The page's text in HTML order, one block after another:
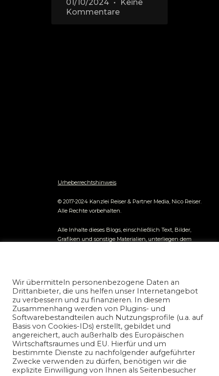
01/10/2024
Keine
Kommentare
Urheberrechtshinweis
© 2017-2024 Kanzlei Reiser & Partner Media, Nico Reiser.
Alle Rechte vorbehalten.
Alle Inhalte dieses Blogs, einschließlich Text, Bilder,
Grafiken und sonstige Materialien, unterliegen dem
und Publikationsanfragen richten Sie bitte an unsere
Redaktion.
Die auf diesem Blog veröffentlichten Informationen
dienen ausschließlich allgemeinen
Informationszwecken. Der Autor übernimmt keine
Gewähr für die Richtigkeit, Vollständigkeit oder
Aktualität der bereitgestellten Informationen. Jegliche
Haftung für Schäden, die direkt oder indirekt aus der
Nutzung der Inhalte entstehen, wird ausgeschlossen.
Wir übermitteln personenbezogene Daten an
Drittanbieter, die uns helfen unser Internetangebot
zu verbessern und zu finanzieren. In diesem
Zusammenhang werden von Plugins- und
Softwarebestandteilen auch Nutzungsprofile (u.a. auf
Basis von Cookies-IDs) erstellt, gebildet und
angereichert, auch außerhalb des Europäischen
Wirtschaftsraumes und EU. Hierfür und um
bestimmte Dienste zu nachfolgender aufgeführter
Zwecke verwenden zu dürfen, benötigen wir die
explizite Einwilligung von Ihnen als Seitenbesucher